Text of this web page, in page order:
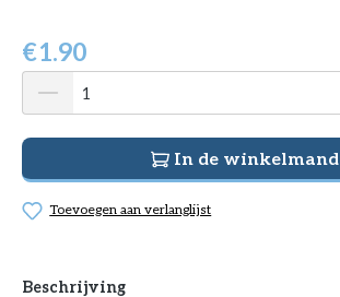
€1.90
In de winkelmand
Toevoegen aan verlanglijst
Beschrijving